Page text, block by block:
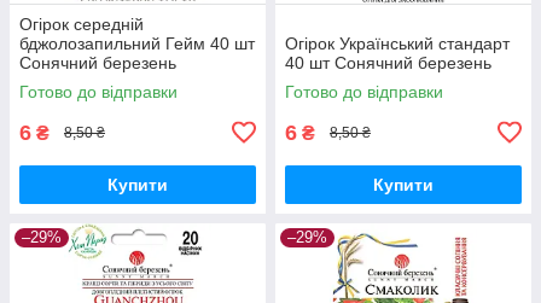
Огірок середній
бджолозапильний Гейм 40 шт
Сонячний березень
Готово до відправки
6 ₴ 8,50 ₴
Купити
Огірок Український стандарт
40 шт Сонячний березень
Готово до відправки
6 ₴ 8,50 ₴
Купити
–29% –29%